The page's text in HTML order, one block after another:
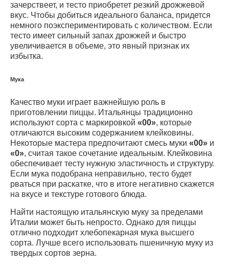
зачерствеет, и тесто приобретет резкий дрожжевой
вкус. Чтобы добиться идеального баланса, придется
немного поэкспериментировать с количеством. Если
тесто имеет сильный запах дрожжей и быстро
увеличивается в объеме, это явный признак их
избытка.
Мука
Качество муки играет важнейшую роль в
приготовлении пиццы. Итальянцы традиционно
используют сорта с маркировкой «00», которые
отличаются высоким содержанием клейковины.
Некоторые мастера предпочитают смесь муки «00» и
«0», считая такое сочетание идеальным. Клейковина
обеспечивает тесту нужную эластичность и структуру.
Если мука подобрана неправильно, тесто будет
рваться при раскатке, что в итоге негативно скажется
на вкусе и текстуре готового блюда.
Найти настоящую итальянскую муку за пределами
Италии может быть непросто. Однако для пиццы
отлично подходит хлебопекарная мука высшего
сорта. Лучше всего использовать пшеничную муку из
твердых сортов зерна.